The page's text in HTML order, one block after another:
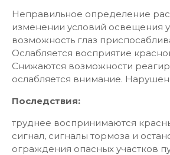
Неправильное определение
изменении условий освещения
возможность глаз
Ослабляется восприятие
Снижаются возможности
ослабляется внимание.
Последствия:
труднее воспринимаются
сигнал, сигналы тормоза и
ограждения опасных участков